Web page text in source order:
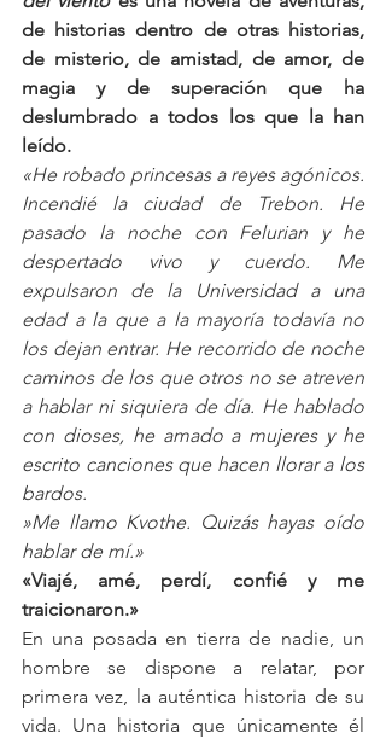
de historias dentro de otras historias,
de misterio, de amistad, de amor, de
magia y de superación que ha
deslumbrado a todos los que la han
leído.
«He robado princesas a reyes agónicos.
Incendié la ciudad de Trebon. He
pasado la noche con Felurian y he
despertado vivo y cuerdo. Me
expulsaron de la Universidad a una
edad a la que a la mayoría todavía no
los dejan entrar. He recorrido de noche
caminos de los que otros no se atreven
a hablar ni siquiera de día. He hablado
con dioses, he amado a mujeres y he
escrito canciones que hacen llorar a los
bardos.
»Me llamo Kvothe. Quizás hayas oído
hablar de mí.»
«Viajé, amé, perdí, confié y me
traicionaron.»
En una posada en tierra de nadie, un
hombre se dispone a relatar, por
primera vez, la auténtica historia de su
vida. Una historia que únicamente él